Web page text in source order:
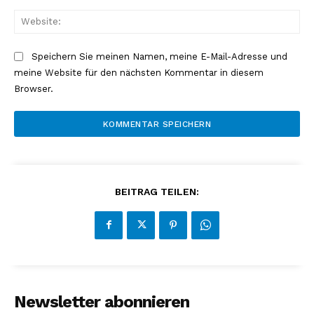
Speichern Sie meinen Namen, meine E-Mail-Adresse und
meine Website für den nächsten Kommentar in diesem
Browser.
BEITRAG TEILEN:
Newsletter abonnieren